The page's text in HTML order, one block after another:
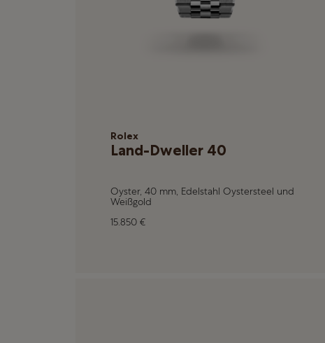
Rolex
Land-Dweller 40
Oyster, 40 mm, Edelstahl Oystersteel und
Weißgold
15.850 €